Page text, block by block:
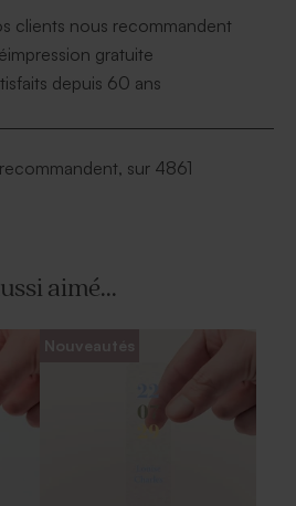
clients nous recommandent
gratuite
depuis 60 ans
sur 4861
aimé...
Nouveautés